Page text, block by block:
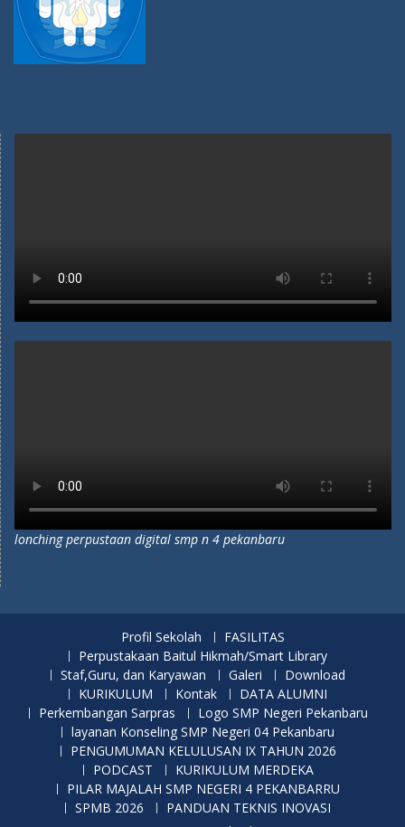
lonching perpustaan digital smp n 4 pekanbaru
Profil Sekolah
FASILITAS
Perpustakaan Baitul Hikmah/Smart Library
Staf,Guru, dan Karyawan
Galeri
Download
KURIKULUM
Kontak
DATA ALUMNI
Perkembangan Sarpras
Logo SMP Negeri Pekanbaru
layanan Konseling SMP Negeri 04 Pekanbaru
PENGUMUMAN KELULUSAN IX TAHUN 2026
PODCAST
KURIKULUM MERDEKA
PILAR MAJALAH SMP NEGERI 4 PEKANBARRU
SPMB 2026
PANDUAN TEKNIS INOVASI